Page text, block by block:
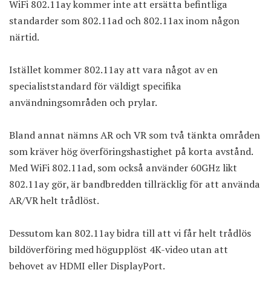
WiFi 802.11ay kommer inte att ersätta befintliga
standarder som 802.11ad och 802.11ax inom någon
närtid.
Istället kommer 802.11ay att vara något av en
specialiststandard för väldigt specifika
användningsområden och prylar.
Bland annat nämns AR och VR som två tänkta områden
som kräver hög överföringshastighet på korta avstånd.
Med WiFi 802.11ad, som också använder 60GHz likt
802.11ay gör, är bandbredden tillräcklig för att använda
AR/VR helt trådlöst.
Dessutom kan 802.11ay bidra till att vi får helt trådlös
bildöverföring med högupplöst 4K-video utan att
behovet av HDMI eller DisplayPort.